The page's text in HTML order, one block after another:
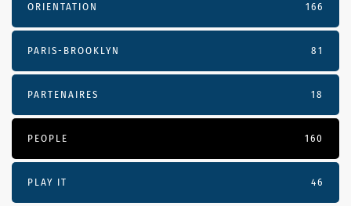
ORIENTATION 166
PARIS-BROOKLYN 81
PARTENAIRES 18
PEOPLE 160
PLAY IT 46